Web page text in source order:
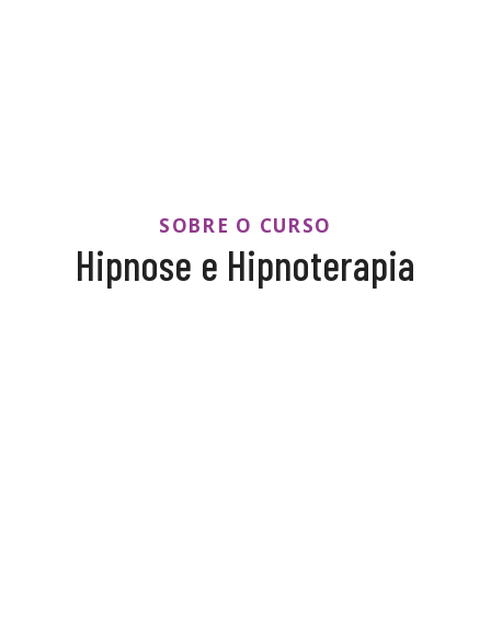
SOBRE O CURSO
Hipnose e Hipnoterapia